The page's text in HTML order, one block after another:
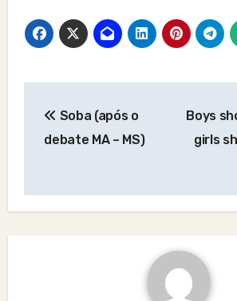
navigation
Soba (após o
debate MA – MS)
Boys
girls